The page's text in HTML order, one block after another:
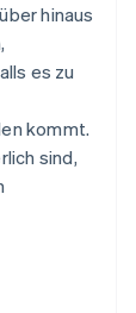
hinaus
es zu
kommt.
sind,